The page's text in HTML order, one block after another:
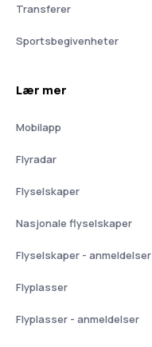
Transferer
Sportsbegivenheter
Lær mer
Mobilapp
Flyradar
Flyselskaper
Nasjonale flyselskaper
Flyselskaper - anmeldelser
Flyplasser
Flyplasser - anmeldelser